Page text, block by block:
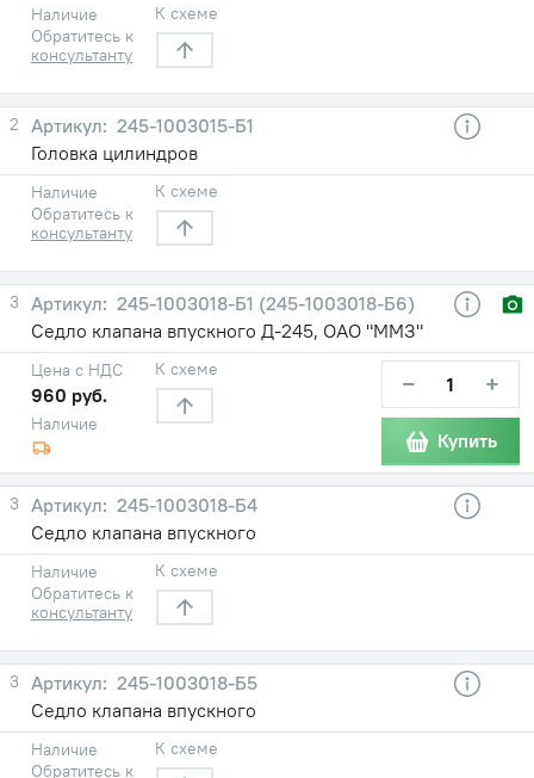
Наличие
Обратитесь к
консультанту
К схеме
2
245-1003015-Б1
Головка цилиндров
Наличие
Обратитесь к
консультанту
К схеме
3
245-1003018-Б1 (245-1003018-Б6)
Седло клапана впускного Д-245, ОАО "ММЗ"
Наличие
Цена с НДС
960 руб.
К схеме − +
Купить
3
245-1003018-Б4
Седло клапана впускного
Наличие
Обратитесь к
консультанту
К схеме
3
245-1003018-Б5
Седло клапана впускного
Наличие
Обратитесь к
К схеме